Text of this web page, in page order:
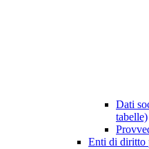
Dati
tabelle)
Enti di diritto